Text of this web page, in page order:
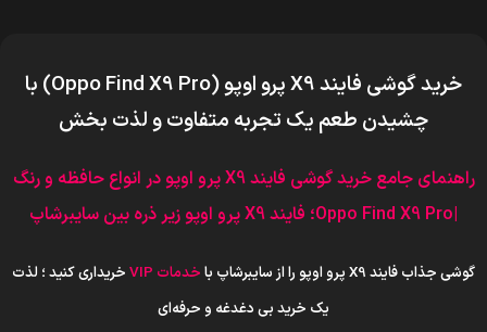
خریدگوشی فایند X9 پرو اوپو (
Oppo Find X9 Pro
) با
چشیدن طعم یک تجربه متفاوت و لذت بخش
راهنمای جامع خرید گوشی فایند X9 پرو اوپو در انواع حافظه و رنگ
|Oppo Find X9 Pro
؛ فایند X9 پرو اوپو زیر ذره بین سایبرشاپ
گوشی جذاب فایند X9 پرو اوپو را از سایبرشاپ با خدمات VIP
خریداری کنید ؛ لذت
یک خرید بی دغدغه و حرفه‌ای